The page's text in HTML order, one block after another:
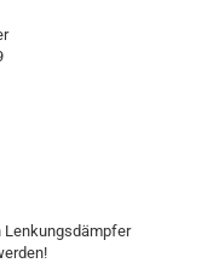
Lenkungsdämpfer